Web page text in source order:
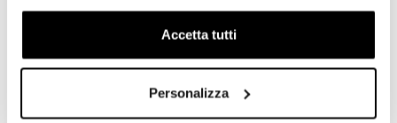
Accetta tutti
Personalizza
Per offrirvi il meglio miglioriamo costantemente nei
riferite ad una versione precedente.